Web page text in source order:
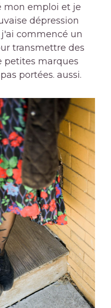
mon emploi et je
dépression
commencé un
transmettre des
petites marques
portées. aussi.